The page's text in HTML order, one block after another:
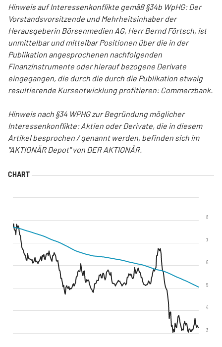
Hinweis auf Interessenkonflikte gemäß §34b WpHG: Der
Vorstandsvorsitzende und Mehrheitsinhaber der
Herausgeberin Börsenmedien AG, Herr Bernd Förtsch, ist
unmittelbar und mittelbar Positionen über die in der
Publikation angesprochenen nachfolgenden
Finanzinstrumente oder hierauf bezogene Derivate
eingegangen, die durch die durch die Publikation etwaig
resultierende Kursentwicklung profitieren: Commerzbank.
Hinweis nach §34 WPHG zur Begründung möglicher
Interessenkonflikte: Aktien oder Derivate, die in diesem
Artikel besprochen / genannt werden, befinden sich im
"AKTIONÄR Depot" von DER AKTIONÄR.
3
4
5
6
7
8